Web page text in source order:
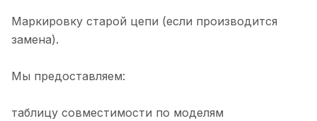
Маркировку старой цепи (если производится
замена).
Мы предоставляем:
таблицу совместимости по моделям